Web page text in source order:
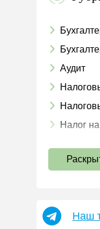
Аудит
Налог
УСННаш